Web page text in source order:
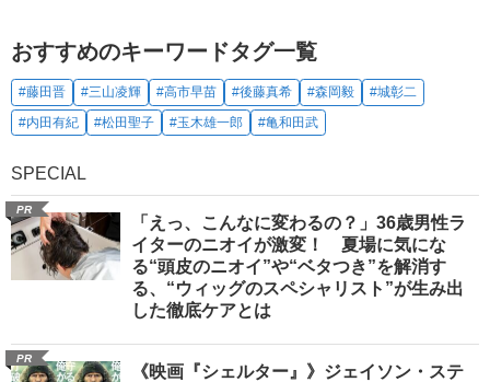
おすすめのキーワードタグ一覧
#藤田晋 #三山凌輝 #高市早苗 #後藤真希 #森岡毅
#城彰二
#内田有紀
#松田聖子 #玉木雄一郎 #亀和田武
SPECIAL
PR
「えっ、こんなに変わるの？」36歳男性ラ
イターのニオイが激変！ 夏場に気にな
る“頭皮のニオイ”や“ベタつき”を解消す
る、“ウィッグのスペシャリスト”が生み出
した徹底ケアとは
PR
《映画『シェルター』》ジェイソン・ステ